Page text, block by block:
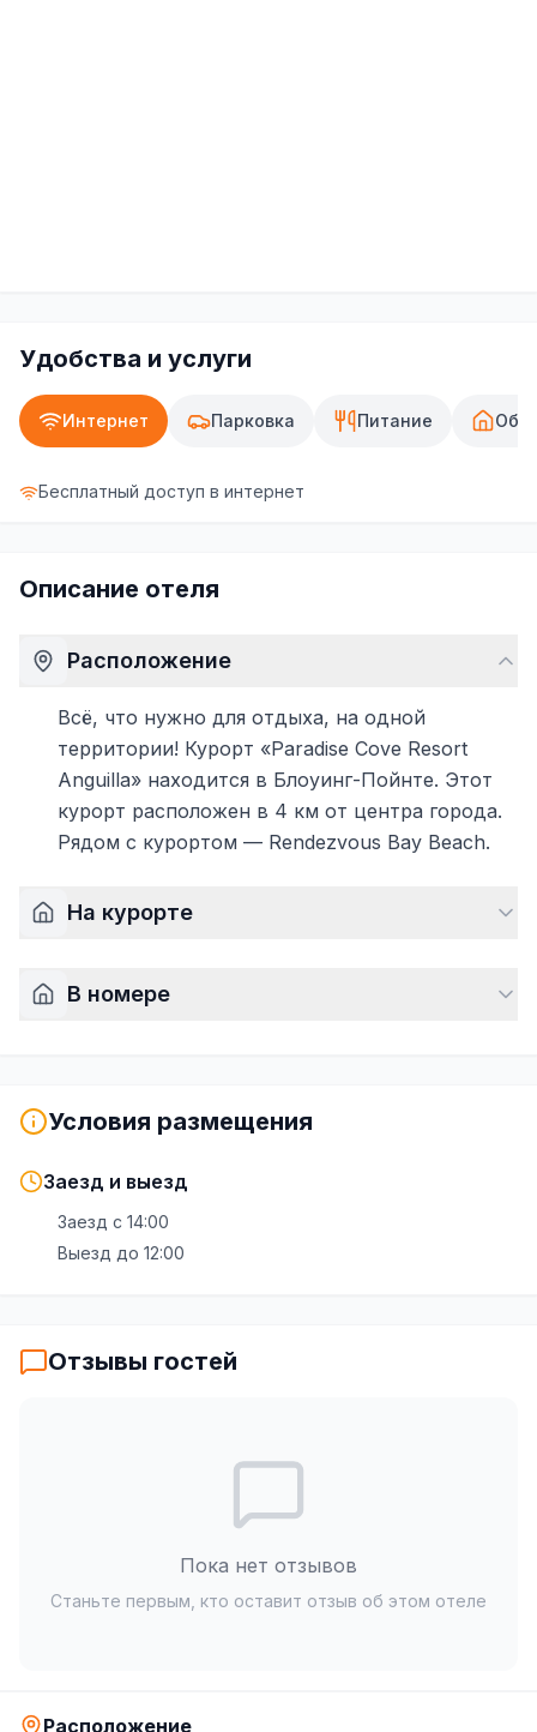
Удобства и услуги
Интернет Парковка Питание
Бесплатный доступ в интернет
Описание отеля
Расположение
Всё, что нужно для отдыха, на одной
территории! Курорт «Paradise Cove Resort
Anguilla» находится в Блоуинг-Пойнте. Этот
курорт расположен в 4 км от центра города.
Рядом с курортом — Rendezvous Bay Beach.
На курорте
В номере
Условия размещения
Заезд и выезд
Заезд с 14:00
Выезд до 12:00
Отзывы гостей
Пока нет отзывов
Станьте первым, кто оставит отзыв об этом отеле
Расположение